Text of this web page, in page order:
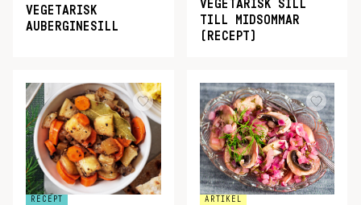
VEGETARISK
AUBERGINESILL
VEGETARISK SILL
TILL MIDSOMMAR
(RECEPT)
RECEPT
ARTIKEL